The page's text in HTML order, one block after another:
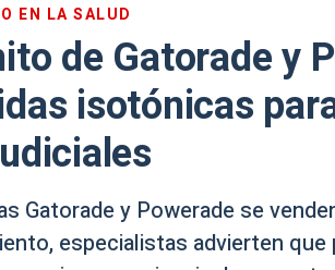
EN LA SALUD
de Gatorade y
isotónicas
Gatorade y Powerade se
especialistas advierten